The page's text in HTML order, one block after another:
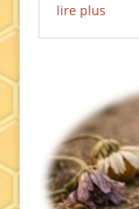
lire plus